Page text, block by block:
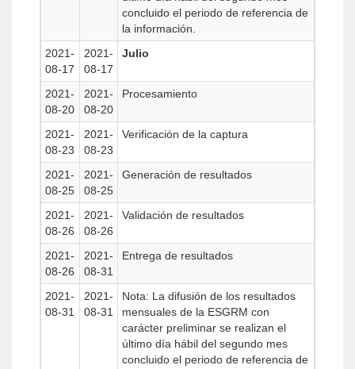
concluido el periodo de referencia de
la información.
2021-
08-17
2021-
08-17
Julio
2021-
08-20
2021-
08-20
Procesamiento
2021-
08-23
2021-
08-23
Verificación de la captura
2021-
08-25
2021-
08-25
Generación de resultados
2021-
08-26
2021-
08-26
Validación de resultados
2021-
08-26
2021-
08-31
Entrega de resultados
2021-
08-31
2021-
08-31
Nota: La difusión de los resultados
mensuales de la ESGRM con
carácter preliminar se realizan el
último día hábil del segundo mes
concluido el periodo de referencia de